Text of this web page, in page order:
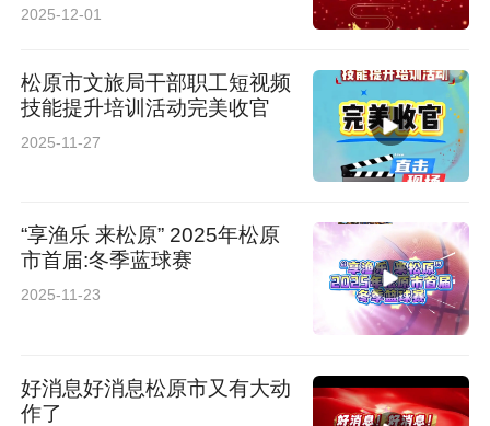
2025-12-01
松原市文旅局干部职工短视频
技能提升培训活动完美收官
2025-11-27
“享渔乐 来松原” 2025年松原
市首届:冬季蓝球赛
2025-11-23
好消息好消息松原市又有大动
作了